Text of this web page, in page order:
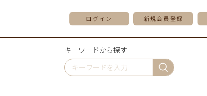
ログイン 新規会員登録
キーワードから探す